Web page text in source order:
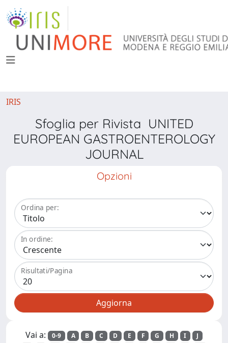
IRIS
Sfoglia per Rivista UNITED
EUROPEAN GASTROENTEROLOGY
JOURNAL
Opzioni
Ordina per:
In ordine:
Risultati/Pagina
Vai a: 0-9 A B C D E F G H I
J